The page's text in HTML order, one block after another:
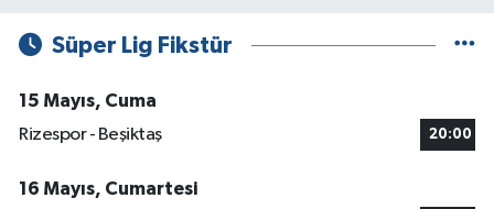
Süper Lig Fikstür
15 Mayıs, Cuma
Rizespor - Beşiktaş
20:00
16 Mayıs, Cumartesi